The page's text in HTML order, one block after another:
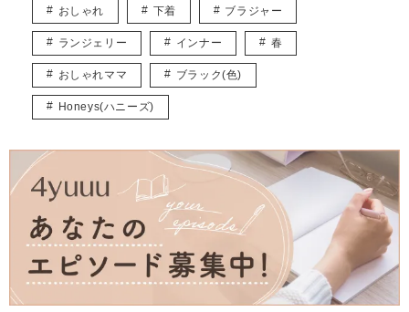
やりたいことがたくさんありすぎて、毎日時間が足りないのがちょっと
した悩み。
ベビーマッサージ、ベビーヨガの資格持っています。
育児をしながら、多くのママが楽しめるような記事をお届けできたらと
思っています。
おしゃれ 下着 ブラジャー
ランジェリー インナー 春
おしゃれママ ブラック(色)
Honeys(ハニーズ)